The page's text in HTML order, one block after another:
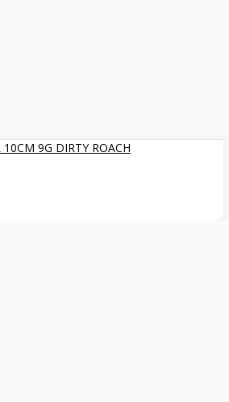
9G DIRTY ROACH